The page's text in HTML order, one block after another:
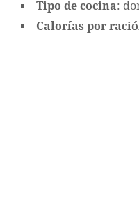
Tipo de cocina:
Calorías por